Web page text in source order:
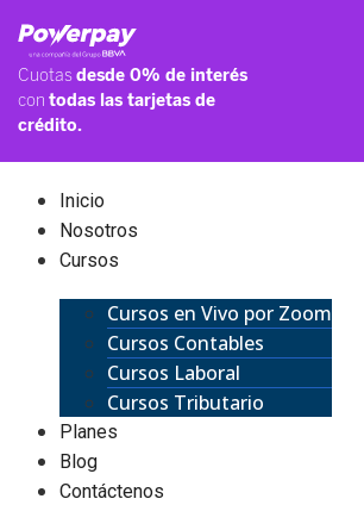
Inicio
Nosotros
Cursos
Cursos en Vivo por Zoom
Cursos Contables
Cursos Laboral
Cursos Tributario
Planes
Blog
Contáctenos